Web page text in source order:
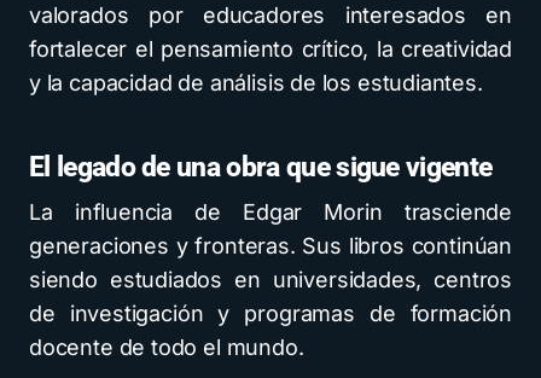
valorados por educadores interesados en
fortalecer el pensamiento crítico, la creatividad
y la capacidad de análisis de los estudiantes.
El legado de una obra que sigue vigente
La influencia de Edgar Morin trasciende
generaciones y fronteras. Sus libros continúan
siendo estudiados en universidades, centros
de investigación y programas de formación
docente de todo el mundo.